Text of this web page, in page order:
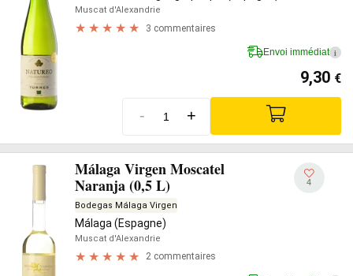
Muscat d'Alexandrie
3 commentaires
Envoi immédiat i
9,30 €
- +
Málaga Virgen Moscatel
Naranja (0,5 L)
Bodegas Málaga Virgen
Málaga (Espagne)
Muscat d'Alexandrie
2 commentaires
4